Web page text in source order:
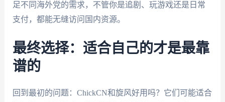
足不同海外党的需求，不管你是追剧、玩游戏还是日常
支付，都能无缝访问国内资源。
最终选择：适合自己的才是最靠
谱的
回到最初的问题：ChickCN和旋风好用吗？它们可能适合